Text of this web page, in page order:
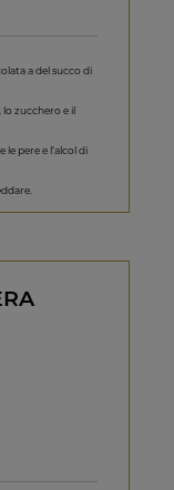
a del succo di
lo zucchero e il
pere e l’alcol di